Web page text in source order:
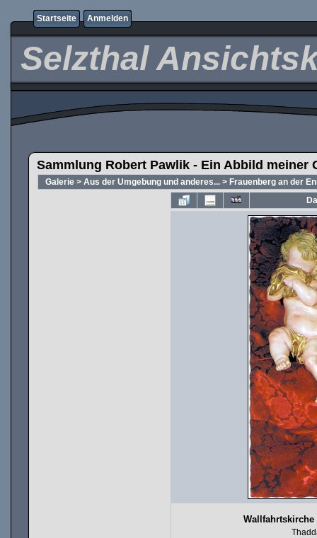
Startseite Anmelden
Selzthal
Sammlung Robert Pawlik - Ein Abbild meiner
Galerie > Aus der Umgebung und anderes... > Frauenberg an der
Wallfahrtskirche